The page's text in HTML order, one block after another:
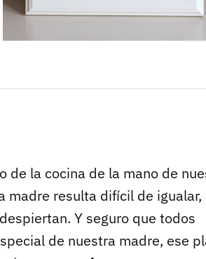
de la cocina de la mano de
madre resulta difícil de igualar,
Y seguro que todos
de nuestra madre, ese